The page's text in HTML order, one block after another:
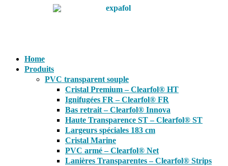
Home
Produits
PVC transparent souple
Cristal Premium – Clearfol® HT
Ignifugées FR – Clearfol® FR
Bas retrait – Clearfol® Innova
Haute Transparence ST – Clearfol® ST
Largeurs spéciales 183 cm
Cristal Marine
PVC armé – Clearfol® Net
Lanières Transparentes – Clearfol® Strips